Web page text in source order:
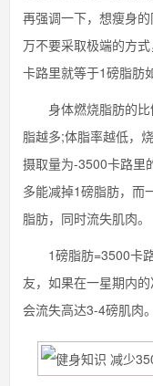
再强调一下，想瘦身
万不要采取极端的方
卡路里就等于1磅脂肪
身体燃烧脂肪的比
脂越多;体脂率越低，
摄取量为-3500卡路里
多能减掉1磅脂肪，而
脂肪，同时流失肌肉。
1磅脂肪=3500卡路
友，如果在一星期内
会流失高达3-4磅肌肉